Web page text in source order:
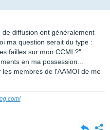
diffusion ont généralement
ma question serait du type :
failles sur mon CCMI ?"
en ma possession...
membres de l'AAMOI de me